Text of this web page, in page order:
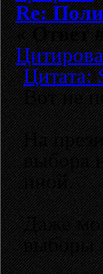
Re:
«Ответ
Цитата:
Вот не
На
выбора
иной.
Даже
выборы